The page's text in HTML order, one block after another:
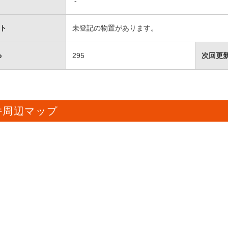
未登記の物置があります。
295 次回更
周辺マップ